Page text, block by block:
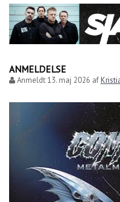
ANMELDELSE
Anmeldt13. maj 2026 af